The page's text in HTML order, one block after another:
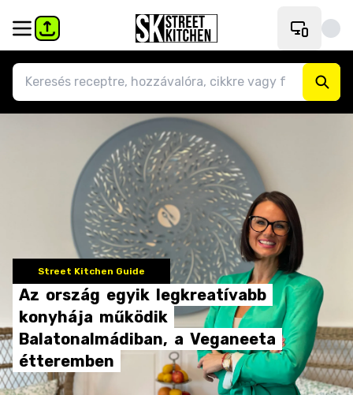
Street Kitchen Guide
Az ország egyik legkreatívabb
konyhája működik
Balatonalmádiban, a Veganeeta
étteremben